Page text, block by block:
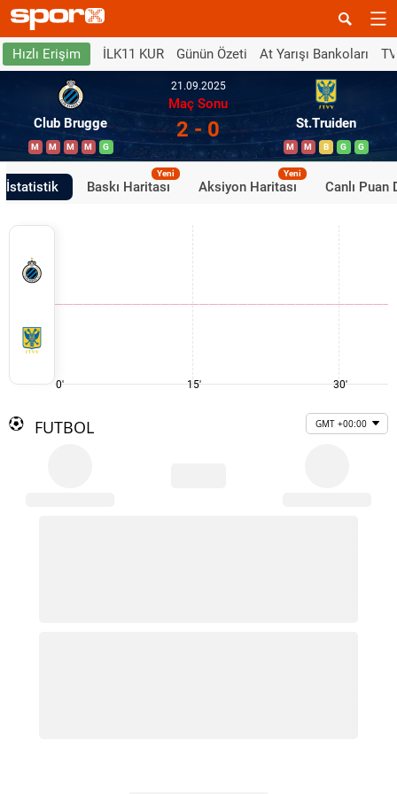
Hızlı Erişim İLK11 KUR Günün Özeti At Yarışı Bankoları
Club Brugge
M M M M G
21.09.2025
Maç Sonu
2 - 0 St.Truiden
M M B G G
İstatistik Baskı Haritası
Yeni
Aksiyon Haritası
Yeni
Canlı Puan
0' 15' 30'
FUTBOL GMT +00:00